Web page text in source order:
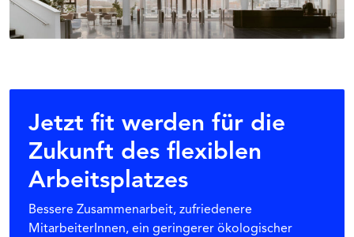
Jetzt fit werden für die
Zukunft des flexiblen
Arbeitsplatzes
Bessere Zusammenarbeit, zufriedenere
MitarbeiterInnen, ein geringerer ökologischer